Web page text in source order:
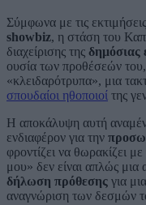
Σύμφωνα με τις
showbiz, η στάση του
διαχείρισης της δημόσιας
ουσία των προθέσεών του,
«κλειδαρότρυπα», μια
σπουδαίοι ηθοποιοί της
Η αποκάλυψη αυτή
ενδιαφέρον για την
φροντίζει να θωρακίζει
μου» δεν είναι απλώς
δήλωση πρόθεσης για
αναγνώριση των δεσμών